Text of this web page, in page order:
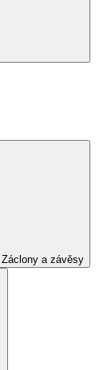
Záclony a závěsy